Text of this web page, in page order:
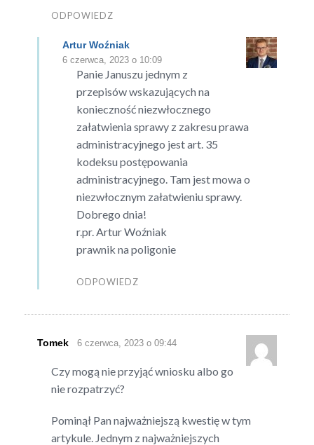
ODPOWIEDZ
Artur Woźniak
6 czerwca, 2023 o 10:09
Panie Januszu jednym z
przepisów wskazujących na
konieczność niezwłocznego
załatwienia sprawy z zakresu prawa
administracyjnego jest art. 35
kodeksu postępowania
administracyjnego. Tam jest mowa o
niezwłocznym załatwieniu sprawy.
Dobrego dnia!
r.pr. Artur Woźniak
prawnik na poligonie
ODPOWIEDZ
Tomek 6 czerwca, 2023 o 09:44
Czy mogą nie przyjąć wniosku albo go
nie rozpatrzyć?
Pominął Pan najważniejszą kwestię w tym
artykule. Jednym z najważniejszych